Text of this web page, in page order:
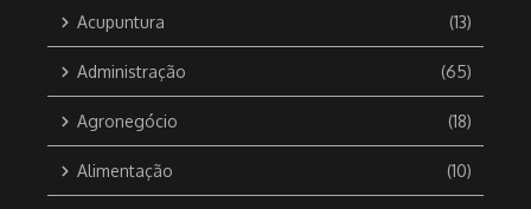
Acupuntura (13)
Administração (65)
Agronegócio (18)
Alimentação (10)